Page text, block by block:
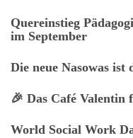
Quereinstieg
im September
Die neue Nasowas ist
🎉 Das Café Valentin
World Social Work